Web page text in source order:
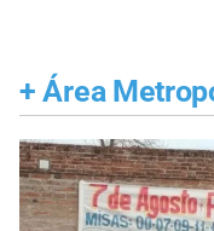
+ Área